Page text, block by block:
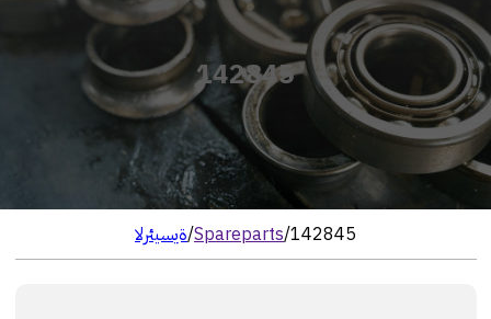
142845
الرئيسية/Spareparts/142845